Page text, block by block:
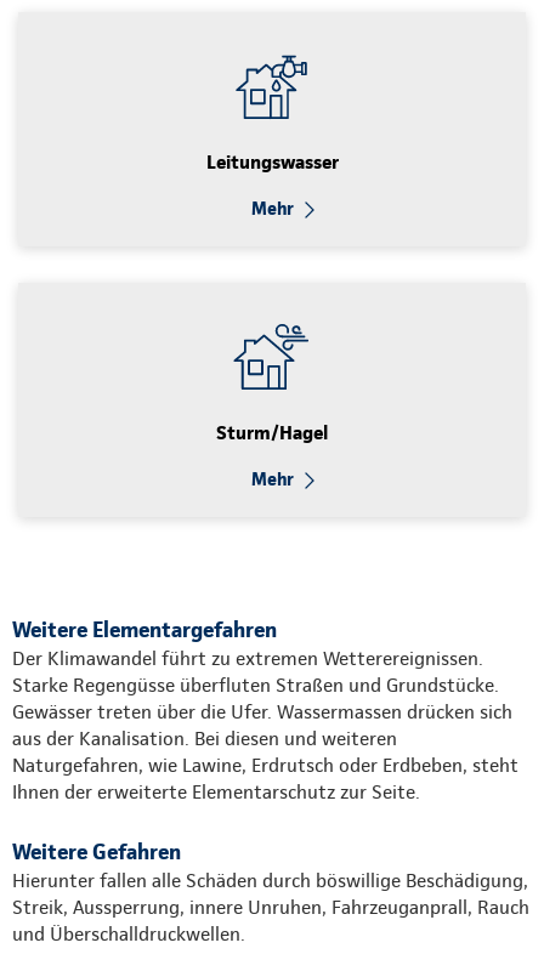
Leitungswasser
Mehr
Sturm/Hagel
Mehr
Weitere Elementargefahren
Der Klimawandel führt zu extremen Wetterereignissen.
Starke Regengüsse überfluten Straßen und Grundstücke.
Gewässer treten über die Ufer. Wassermassen drücken sich
aus der Kanalisation. Bei diesen und weiteren
Naturgefahren, wie Lawine, Erdrutsch oder Erdbeben, steht
Ihnen der erweiterte Elementarschutz zur Seite.
Weitere Gefahren
Hierunter fallen alle Schäden durch böswillige Beschädigung,
Streik, Aussperrung, innere Unruhen, Fahrzeuganprall, Rauch
und Überschalldruckwellen.